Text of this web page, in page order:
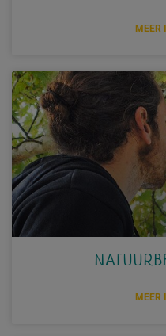
MEER
MEER